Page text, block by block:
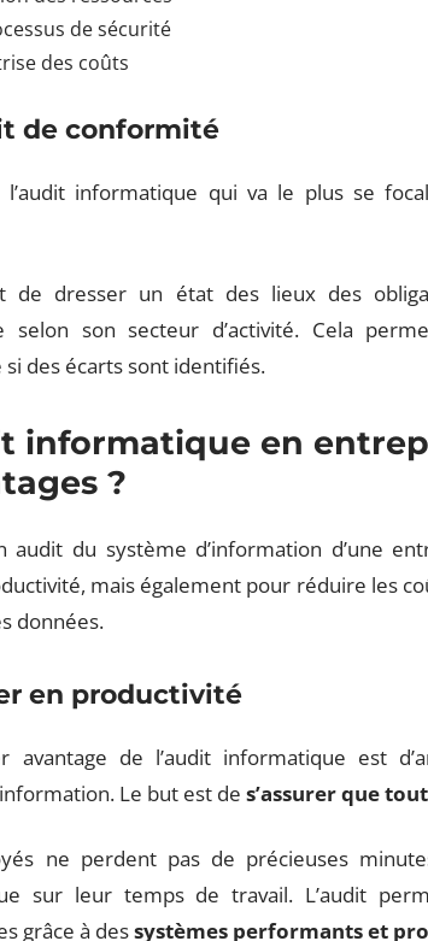
de sécurité
des coûts
de conformité
l’audit informatique qui va le plus se
de dresser un état des lieux des
selon son secteur d’activité. Cela
des écarts sont identifiés.
informatique en
?
audit du système d’information d’une
mais également pour réduire les
données.
en productivité
avantage de l’audit informatique est
Le but est des’assurer que
ne perdent pas de précieuses
sur leur temps de travail. L’audit
grâce à dessystèmes performants et